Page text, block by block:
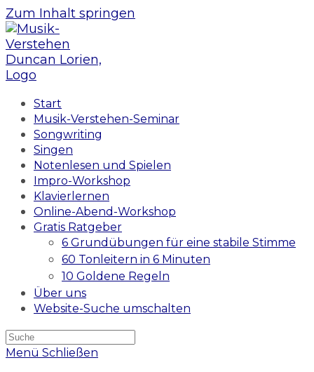
Zum Inhalt springen
Start
Musik-Verstehen-Seminar
Songwriting
Singen
Notenlesen und Spielen
Impro-Workshop
Klavierlernen
Online-Abend-Workshop
Gratis Ratgeber
6 Grundübungen für eine stabile Stimme
60 Tonleitern in 6 Minuten
10 Goldene Regeln
Über uns
Website-Suche umschalten
Menü Schließen